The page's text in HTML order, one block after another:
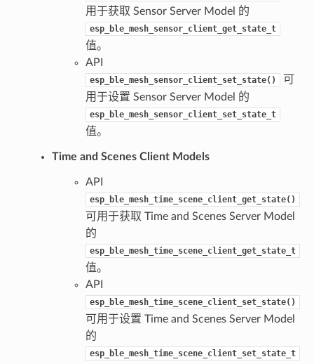
用于获取 Sensor Server Model 的
esp_ble_mesh_sensor_client_get_state_t
值。
API
esp_ble_mesh_sensor_client_set_state()
可
用于设置 Sensor Server Model 的
esp_ble_mesh_sensor_client_set_state_t
值。
Time and Scenes Client Models
API
esp_ble_mesh_time_scene_client_get_state()
可用于获取 Time and Scenes Server Model
的
esp_ble_mesh_time_scene_client_get_state_t
值。
API
esp_ble_mesh_time_scene_client_set_state()
可用于设置 Time and Scenes Server Model
的
esp_ble_mesh_time_scene_client_set_state_t